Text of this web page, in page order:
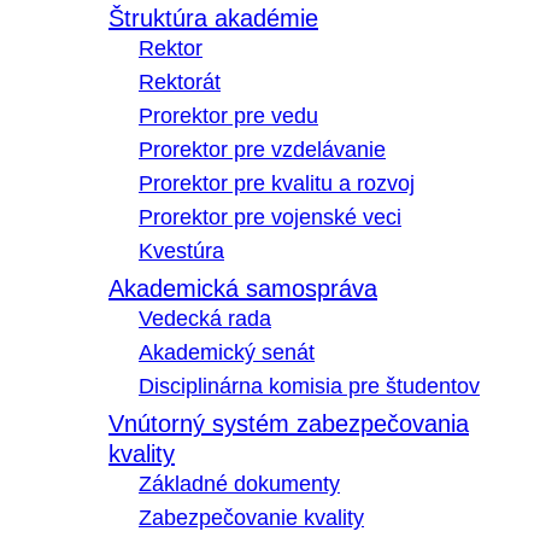
Štruktúra akadémie
Rektor
Rektorát
Prorektor pre vedu
Prorektor pre vzdelávanie
Prorektor pre kvalitu a rozvoj
Prorektor pre vojenské veci
Kvestúra
Akademická samospráva
Vedecká rada
Akademický senát
Disciplinárna komisia pre študentov
Vnútorný systém zabezpečovania
kvality
Základné dokumenty
Zabezpečovanie kvality